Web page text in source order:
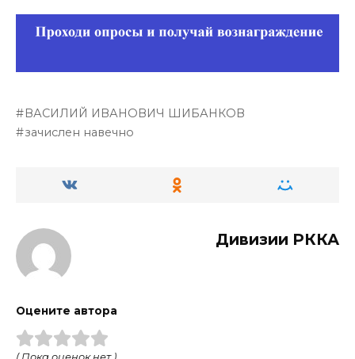
ВАСИЛИЙ ИВАНОВИЧ ШИБАНКОВ
зачислен навечно
Дивизии РККА
Оцените автора